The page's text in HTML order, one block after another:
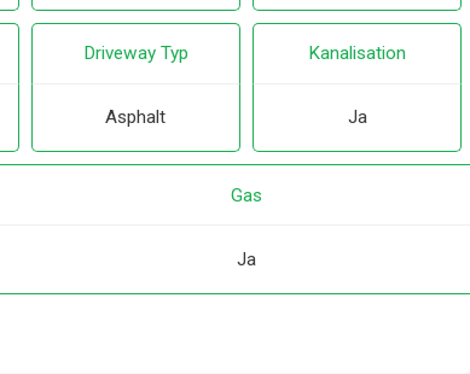
Driveway Typ
Asphalt
Kanalisation
Ja
Gas
Ja